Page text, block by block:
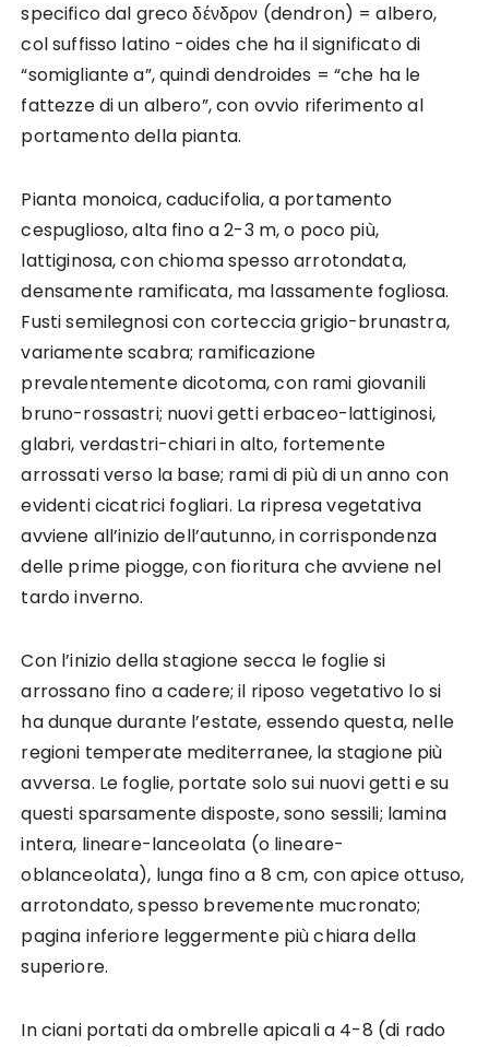
specifico dal greco δένδρον (dendron) = albero,
col suffisso latino -oides che ha il significato di
“somigliante a”, quindi dendroides = “che ha le
fattezze di un albero”, con ovvio riferimento al
portamento della pianta.
Pianta monoica, caducifolia, a portamento
cespuglioso, alta fino a 2-3 m, o poco più,
lattiginosa, con chioma spesso arrotondata,
densamente ramificata, ma lassamente fogliosa.
Fusti semilegnosi con corteccia grigio-brunastra,
variamente scabra; ramificazione
prevalentemente dicotoma, con rami giovanili
bruno-rossastri; nuovi getti erbaceo-lattiginosi,
glabri, verdastri-chiari in alto, fortemente
arrossati verso la base; rami di più di un anno con
evidenti cicatrici fogliari. La ripresa vegetativa
avviene all’inizio dell’autunno, in corrispondenza
delle prime piogge, con fioritura che avviene nel
tardo inverno.
Con l’inizio della stagione secca le foglie si
arrossano fino a cadere; il riposo vegetativo lo si
ha dunque durante l’estate, essendo questa, nelle
regioni temperate mediterranee, la stagione più
avversa. Le foglie, portate solo sui nuovi getti e su
questi sparsamente disposte, sono sessili; lamina
intera, lineare-lanceolata (o lineare-
oblanceolata), lunga fino a 8 cm, con apice ottuso,
arrotondato, spesso brevemente mucronato;
pagina inferiore leggermente più chiara della
superiore.
In ciani portati da ombrelle apicali a 4-8 (di rado